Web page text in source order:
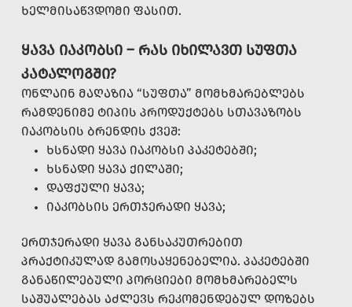
ᲮᲔᲚᲛᲘᲡᲐᲬᲕᲓᲝᲛᲘ ᲤᲐᲡᲘᲗ.
ᲧᲐᲕᲐ ᲘᲐᲙᲝᲑᲡᲘ – ᲠᲐᲡ ᲘᲮᲘᲚᲐᲕᲗ ᲡᲣᲤᲗᲐ
ᲙᲐᲢᲐᲚᲝᲒᲨᲘ?
ᲝᲜᲚᲐᲘᲜ ᲛᲐᲦᲐᲖᲘᲐ “ᲡᲣᲤᲗᲐ” ᲛᲝᲛᲮᲛᲐᲠᲔᲑᲚᲔᲑᲡ
ᲠᲐᲛᲓᲔᲜᲘᲛᲔ ᲢᲘᲞᲘᲡ ᲞᲠᲝᲓᲣᲥᲢᲔᲑᲡ ᲡᲗᲐᲕᲐᲖᲝᲑᲡ
ᲘᲐᲙᲝᲑᲡᲘᲡ ᲑᲠᲔᲜᲓᲘᲡ ᲥᲕᲔᲨ:
ᲮᲡᲜᲐᲓᲘ ᲧᲐᲕᲐ ᲘᲐᲙᲝᲑᲡᲘ ᲞᲐᲙᲔᲢᲔᲑᲨᲘ;
ᲮᲡᲜᲐᲓᲘ ᲧᲐᲕᲐ ᲥᲘᲚᲐᲨᲘ;
ᲓᲐᲤᲥᲣᲚᲘ ᲧᲐᲕᲐ;
ᲘᲐᲙᲝᲑᲡᲘᲡ ᲔᲠᲗᲯᲔᲠᲐᲓᲘ ᲧᲐᲕᲐ;
ᲔᲠᲗᲯᲔᲠᲐᲓᲘ ᲧᲐᲕᲐ ᲒᲐᲜᲡᲐᲙᲣᲗᲠᲔᲑᲘᲗ
ᲞᲠᲐᲥᲢᲘᲙᲣᲚᲐᲓ ᲒᲐᲛᲝᲡᲐᲧᲔᲜᲔᲑᲔᲚᲘᲐ. ᲞᲐᲙᲔᲢᲔᲑᲨᲘ
ᲒᲐᲜᲐᲬᲘᲚᲔᲑᲣᲚᲘ ᲞᲝᲠᲪᲘᲔᲑᲘ ᲛᲝᲛᲮᲛᲐᲠᲔᲑᲔᲚᲡ
ᲡᲐᲨᲣᲐᲚᲔᲑᲐᲡ ᲐᲫᲚᲔᲕᲡ ᲠᲔᲙᲝᲛᲔᲜᲓᲔᲑᲣᲚ ᲓᲝᲖᲔᲑᲡ